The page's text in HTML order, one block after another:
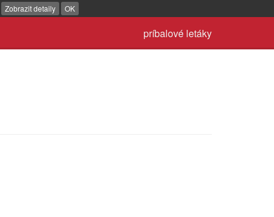
Zobrazit detaily OK
príbalové letáky